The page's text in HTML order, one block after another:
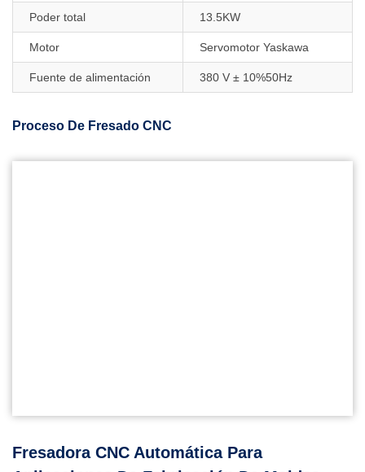
Poder total 13.5KW
Motor Servomotor Yaskawa
Fuente de alimentación 380 V ± 10%50Hz
Proceso De Fresado CNC
Fresadora CNC Automática Para